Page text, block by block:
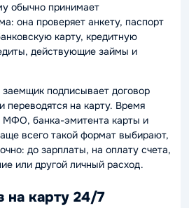
обычно принимает
она проверяет анкету, паспорт
карту, кредитную
действующие займы и
подписывает договор
переводятся на карту. Время
МФО, банка-эмитента карты и
всего такой формат выбирают,
до зарплаты, на оплату счета,
или другой личный расход.
на карту 24/7